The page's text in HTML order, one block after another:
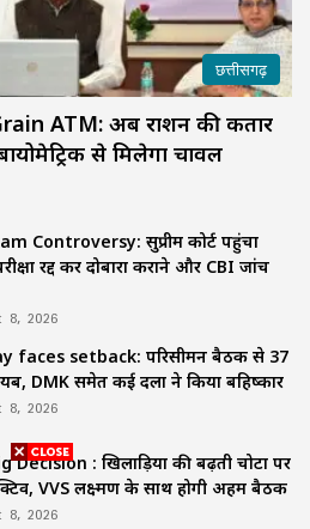
छत्तीसगढ़
ATM: अब राशन की कतार
से मिलेगा चावल
Controversy: सुप्रीम कोर्ट पहुंचा
रद्द कर दोबारा कराने और CBI जांच
8, 2026
faces setback: परिसीमन बैठक से 37
DMK समेत कई दलों ने किया बहिष्कार
8, 2026
Decision : खिलाड़ियों की बढ़ती चोटों पर
VVS लक्ष्मण के साथ होगी अहम बैठक
8, 2026